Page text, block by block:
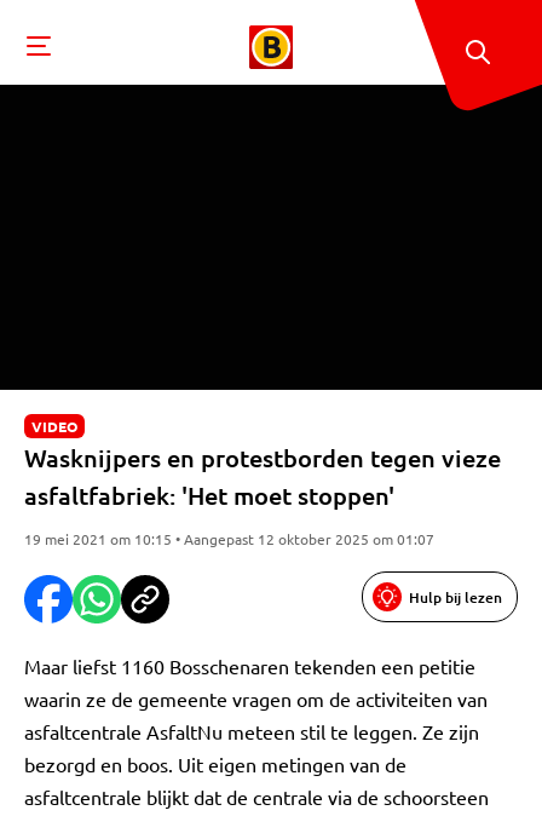
VIDEO
Wasknijpers en protestborden tegen vieze
asfaltfabriek: 'Het moet stoppen'
19 mei 2021 om 10:15 • Aangepast 12 oktober 2025 om 01:07
Hulp bij lezen
Maar liefst 1160 Bosschenaren tekenden een petitie
waarin ze de gemeente vragen om de activiteiten van
asfaltcentrale AsfaltNu meteen stil te leggen. Ze zijn
bezorgd en boos. Uit eigen metingen van de
asfaltcentrale blijkt dat de centrale via de schoorsteen